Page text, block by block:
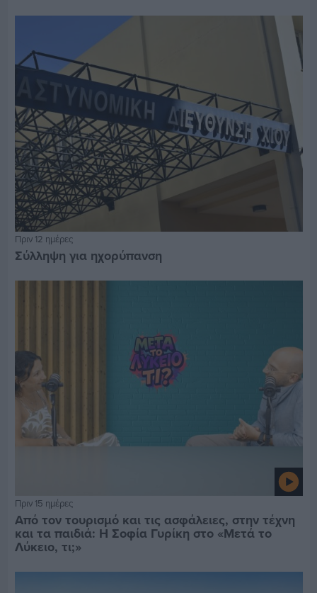
Πριν 12 ημέρες
Σύλληψη για ηχορύπανση
Πριν 15 ημέρες
Από τον τουρισμό και τις ασφάλειες, στην τέχνη
και τα παιδιά: Η Σοφία Γυρίκη στο «Μετά το
Λύκειο, τι;»